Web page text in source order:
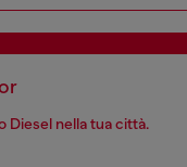
Diesel nella tua città.